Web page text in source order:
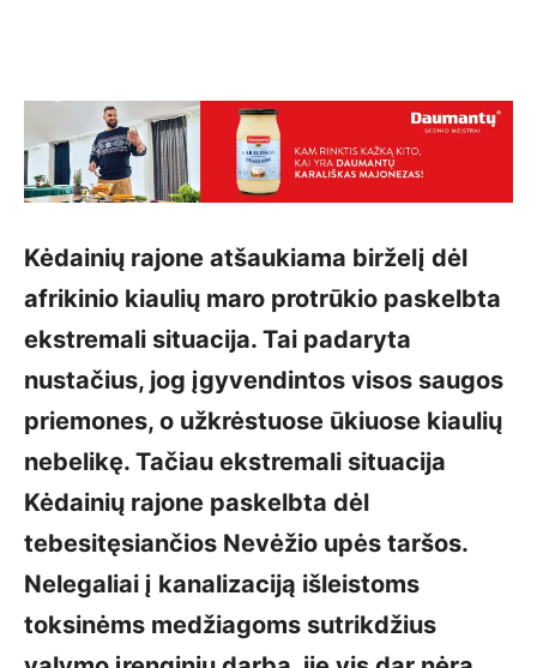
Kėdainių rajone atšaukiama birželį dėl
afrikinio kiaulių maro protrūkio paskelbta
ekstremali situacija. Tai padaryta
nustačius, jog įgyvendintos visos saugos
priemones, o užkrėstuose ūkiuose kiaulių
nebelikę. Tačiau ekstremali situacija
Kėdainių rajone paskelbta dėl
tebesitęsiančios Nevėžio upės taršos.
Nelegaliai į kanalizaciją išleistoms
toksinėms medžiagoms sutrikdžius